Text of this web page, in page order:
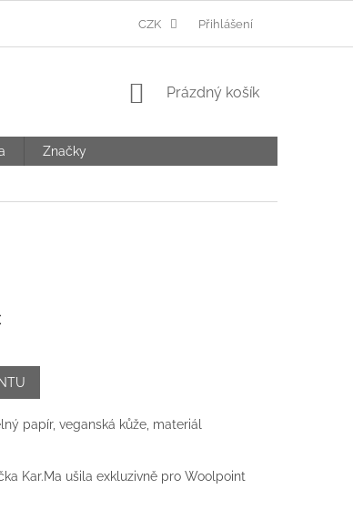
CZK Přihlášení
NÁKUPNÍ
Prázdný košík
Značky
papír, veganská kůže, materiál
Kar.Ma ušila exkluzivně pro Woolpoint